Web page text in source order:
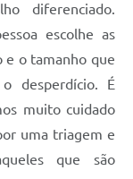
diferenciado.
escolhe as
e o tamanho que
desperdício. É
muito cuidado
uma triagem e
que são